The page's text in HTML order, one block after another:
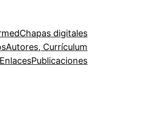
Chapas digitales
Autores, Currículum
EnlacesPublicaciones